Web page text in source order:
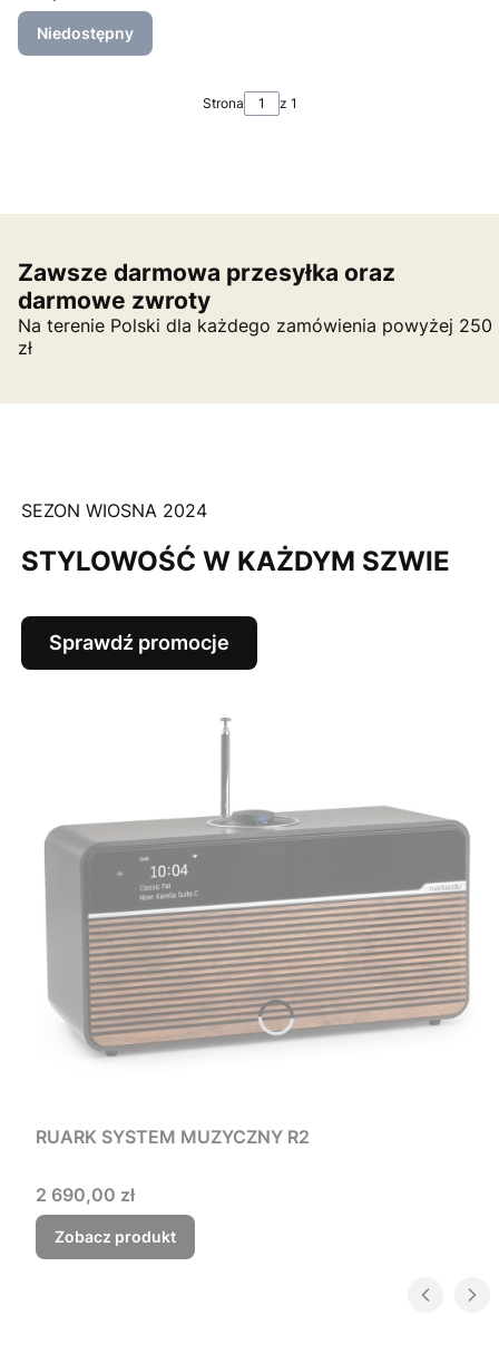
Niedostępny
Strona z 1
Zawsze darmowa przesyłka oraz
darmowe zwroty
Na terenie Polski dla każdego zamówienia powyżej 250
zł
SEZON WIOSNA 2024
STYLOWOŚĆ W KAŻDYM SZWIE
Sprawdź promocje
RUARK SYSTEM MUZYCZNY R2
Cena
2 690,00 zł
Zobacz produkt